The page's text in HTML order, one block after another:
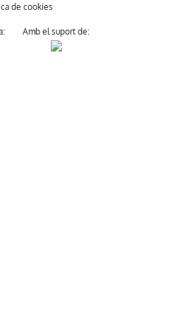
de cookies
Amb el suport de: